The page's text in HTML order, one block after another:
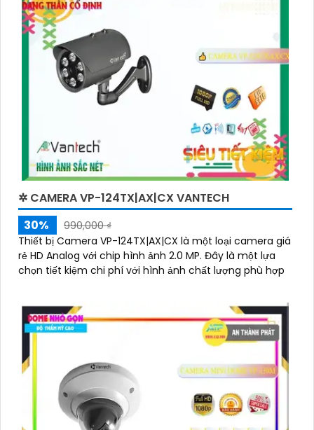
✲ CAMERA VP-124TX|AX|CX VANTECH
30%
990,000 ₫
Thiết bị Camera VP-124TX|AX|CX là một loại camera giá
rẻ HD Analog với chip hình ảnh 2.0 MP. Đây là một lựa
chọn tiết kiệm chi phí với hình ảnh chất lượng phù hợp